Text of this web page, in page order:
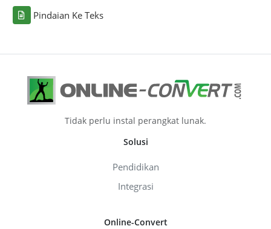
Pindaian Ke Teks
Tidak perlu instal perangkat lunak.
Solusi
Pendidikan
Integrasi
Online-Convert